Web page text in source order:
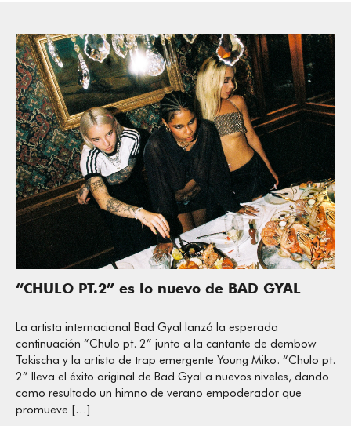
“CHULO PT.2” es lo nuevo de BAD GYAL
La artista internacional Bad Gyal lanzó la esperada
continuación “Chulo pt. 2” junto a la cantante de dembow
Tokischa y la artista de trap emergente Young Miko. “Chulo pt.
2” lleva el éxito original de Bad Gyal a nuevos niveles, dando
como resultado un himno de verano empoderador que
promueve […]